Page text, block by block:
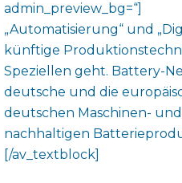
admin_preview_bg=“]
„Automatisierung“ und
künftige
Speziellen geht. Battery-
deutsche und die
deutschen Maschinen-
nachhaltigen
[/av_textblock]